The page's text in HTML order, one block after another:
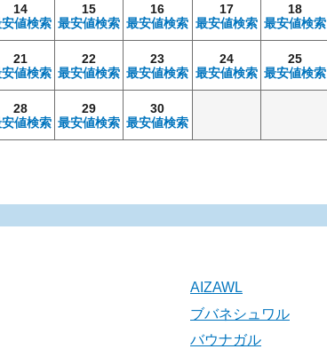
14
値検索
15
最安値検索
16
最安値検索
17
最安値検索
18
最安値検索
21
値検索
22
最安値検索
23
最安値検索
24
最安値検索
25
最安値検索
28
値検索
29
最安値検索
30
最安値検索
AIZAWL
ブバネシュワル
バウナガル